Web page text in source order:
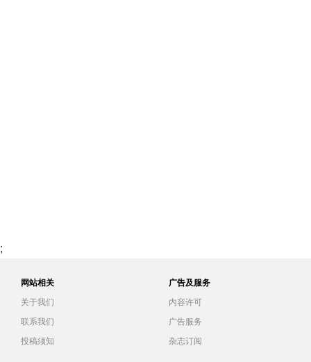
;
网站相关
关于我们
联系我们
投稿须知
广告及服务
内容许可
广告服务
杂志订阅